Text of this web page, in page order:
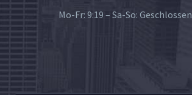
Mo-Fr: 9:19 – Sa-So: Geschlossen